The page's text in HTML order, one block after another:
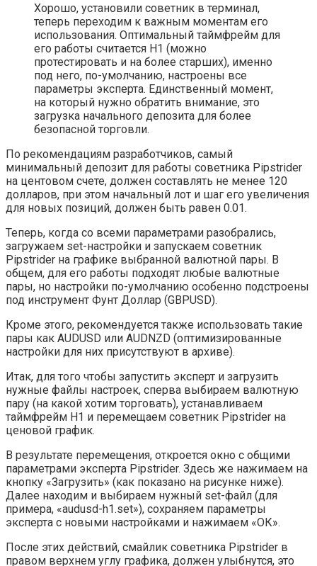
Хорошо, установили советник в терминал,
теперь переходим к важным моментам его
использования. Оптимальный таймфрейм для
его работы считается H1 (можно
протестировать и на более старших), именно
под него, по-умолчанию, настроены все
параметры эксперта. Единственный момент,
на который нужно обратить внимание, это
загрузка начального депозита для более
безопасной торговли.
По рекомендациям разработчиков, самый
минимальный депозит для работы советника Pipstrider
на центовом счете, должен составлять не менее 120
долларов, при этом начальный лот и шаг его увеличения
для новых позиций, должен быть равен 0.01.
Теперь, когда со всеми параметрами разобрались,
загружаем set-настройки и запускаем советник
Pipstrider на графике выбранной валютной пары. В
общем, для его работы подходят любые валютные
пары, но настройки по-умолчанию особенно подстроены
под инструмент Фунт Доллар (GBPUSD).
Кроме этого, рекомендуется также использовать такие
пары как AUDUSD или AUDNZD (оптимизированные
настройки для них присутствуют в архиве).
Итак, для того чтобы запустить эксперт и загрузить
нужные файлы настроек, сперва выбираем валютную
пару (на какой хотим торговать), устанавливаем
таймфрейм H1 и перемещаем советник Pipstrider на
ценовой график.
В результате перемещения, откроется окно с общими
параметрами эксперта Pipstrider. Здесь же нажимаем на
кнопку «Загрузить» (как показано на рисунке ниже).
Далее находим и выбираем нужный set-файл (для
примера, «audusd-h1.set»), сохраняем параметры
эксперта с новыми настройками и нажимаем «ОК».
После этих действий, смайлик советника Pipstrider в
правом верхнем углу графика, должен улыбнутся, это